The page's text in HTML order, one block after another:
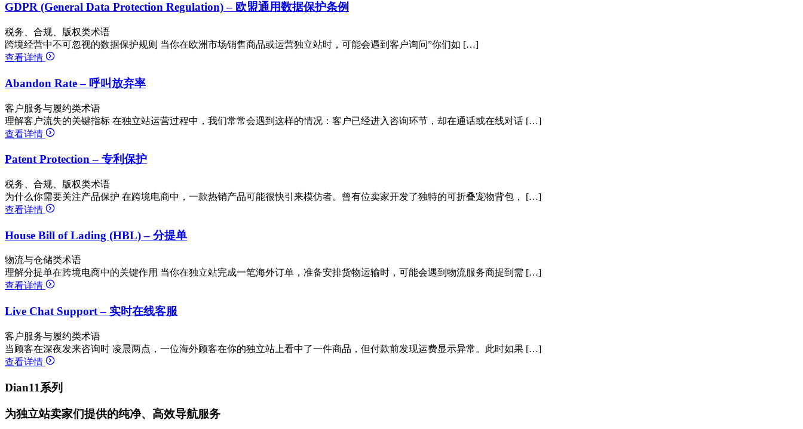
GDPR (General Data Protection Regulation) – 欧盟通用数据保护条例
税务、合规、版权类术语
跨境经营中不可忽视的数据保护规则 当你在欧洲市场销售商品或运营独立站时，可能会遇到客户询问”你们如 […]
查看详情
Abandon Rate – 呼叫放弃率
客户服务与履约类术语
理解客户流失的关键指标 在独立站运营过程中，我们常常会遇到这样的情况：客户已经进入咨询环节，却在通话或在线对话 […]
查看详情
Patent Protection – 专利保护
税务、合规、版权类术语
为什么你需要关注产品保护 在跨境电商中，一款热销产品可能很快引来模仿者。曾有位卖家开发了独特的可折叠宠物背包， […]
查看详情
House Bill of Lading (HBL) – 分提单
物流与仓储类术语
理解分提单在跨境电商中的关键作用 当你在独立站完成一笔海外订单，准备安排货物运输时，可能会遇到物流服务商提到需 […]
查看详情
Live Chat Support – 实时在线客服
客户服务与履约类术语
当顾客在深夜发来咨询时 凌晨两点，一位海外顾客在你的独立站上看中了一件商品，但付款前发现运费显示异常。此时如果 […]
查看详情
Dian11系列
为独立站卖家们提供的纯净、高效导航服务